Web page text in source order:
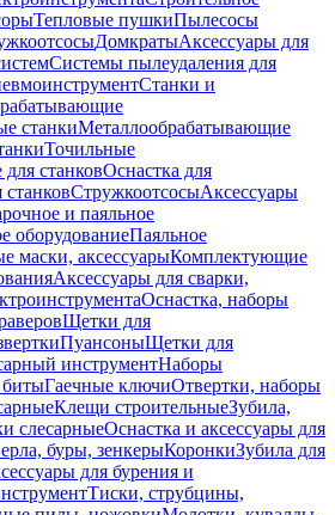
Тепловые пушкиПылесосы
ДомкратыАксессуары для
Системы пылеудаления для
Станки и
станкиМеталлообрабатывающие
Точильные
станковОснастка для
СтружкоотсосыАксессуары
и паяльное
оборудованиеПаяльное
маски, аксессуарыКомплектующие
Аксессуары для сварки,
Оснастка, наборы
Щетки для
ПуансоныЩетки для
инструментНаборы
битыГаечные ключиОтвертки, наборы
Клещи строительныеЗубила,
слесарныеОснастка и аксессуары для
буры, зенкерыКоронкиЗубила для
для бурения и
Тиски, струбцины,